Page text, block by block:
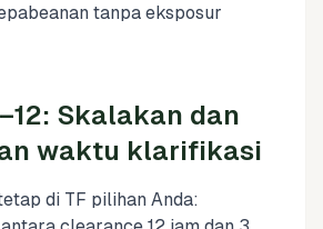
tanpa eksposur
Skalakan dan
waktu klarifikasi
di TF pilihan Anda: